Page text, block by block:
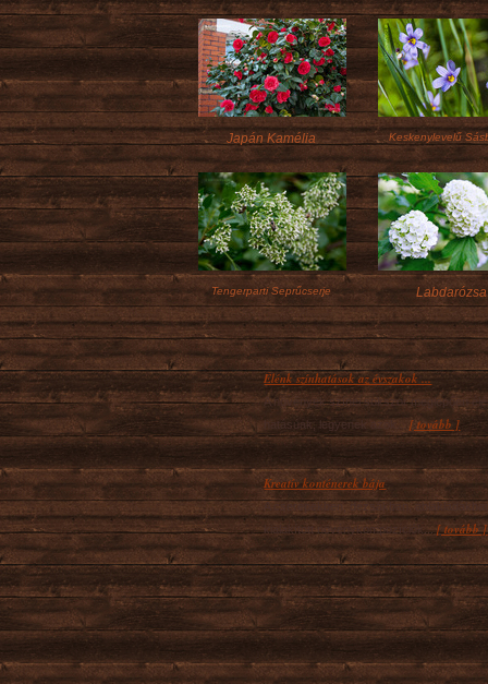
Japán Kamélia Keskenylevelű
Tengerparti Seprűcserje Labdarózsa
Élénk színhatások az évszakok ...
A növények színei sokszor meglepően
hatásúak, legyenek azok...[ tovább ]
Kreatív konténerek bája
A cserepekben, dézsákban,
kialakított növénykompozíciók...[ tovább ]